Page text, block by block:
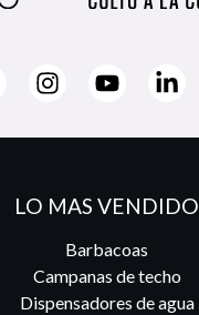
LO MAS VENDIDO
Barbacoas
Campanas de techo
Dispensadores de agua